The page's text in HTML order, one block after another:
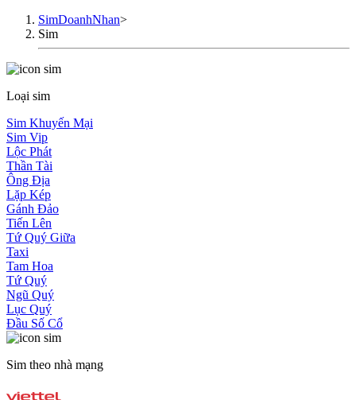
SimDoanhNhan>
Sim
Loại sim
Sim Khuyến Mại
Sim Vip
Lộc Phát
Thần Tài
Ông Địa
Lặp Kép
Gánh Đảo
Tiến Lên
Tứ Quý Giữa
Taxi
Tam Hoa
Tứ Quý
Ngũ Quý
Lục Quý
Đầu Số Cổ
Sim theo nhà mạng